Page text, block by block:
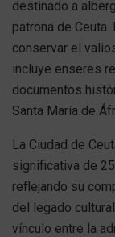
destinado a
patrona de
conservar el
incluye enseres
documentos
Santa María de
La Ciudad de
significativa de
reflejando su
del legado
vínculo entre la